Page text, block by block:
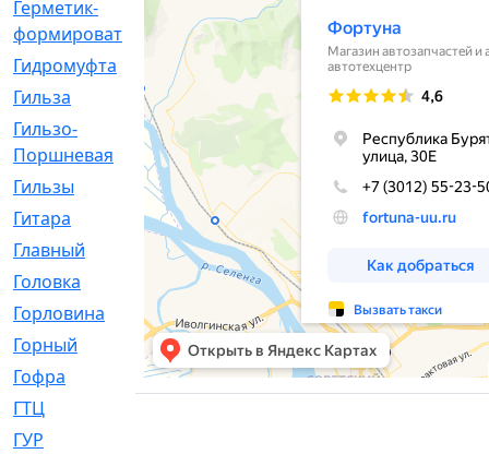
Герметик-
формирователь
Гидромуфта
[47]
Гильза
Гильзо-
Поршневая
[13]
Гильзы
[259]
Гитара
[7]
Главный
[29]
Головка
[28]
Горловина
Горный
[1]
Гофра
[86]
ГТЦ
ГУР